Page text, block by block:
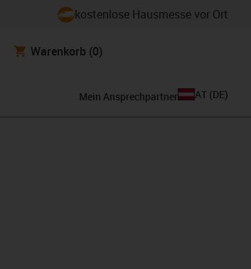
kostenlose Hausmesse vor Ort
Warenkorb (0)
Mein Ansprechpartner AT (DE)